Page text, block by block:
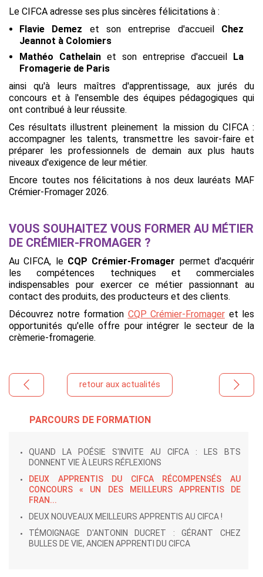
PARCOURS DE FORMATION
QUAND LA POÉSIE S'INVITE AU CIFCA : LES BTS
DONNENT VIE À LEURS RÉFLEXIONS
DEUX APPRENTIS DU CIFCA RÉCOMPENSÉS AU
CONCOURS « UN DES MEILLEURS APPRENTIS DE
FRAN...
DEUX NOUVEAUX MEILLEURS APPRENTIS AU CIFCA !
TÉMOIGNAGE D'ANTONIN DUCRET : GÉRANT CHEZ
BULLES DE VIE, ANCIEN APPRENTI DU CIFCA
Le CIFCA adresse ses plus sincères félicitations à :
Flavie Demez et son entreprise d'accueil Chez
Jeannot à Colomiers
Mathéo Cathelain et son entreprise d'accueil La
Fromagerie de Paris
ainsi qu'à leurs maîtres d'apprentissage, aux jurés du
concours et à l'ensemble des équipes pédagogiques qui
ont contribué à leur réussite.
Ces résultats illustrent pleinement la mission du CIFCA :
accompagner les talents, transmettre les savoir-faire et
préparer les professionnels de demain aux plus hauts
niveaux d'exigence de leur métier.
Encore toutes nos félicitations à nos deux lauréats MAF
Crémier-Fromager 2026.
VOUS SOUHAITEZ VOUS FORMER AU MÉTIER
DE CRÉMIER-FROMAGER ?
Au CIFCA, le CQP Crémier-Fromager permet d'acquérir
les compétences techniques et commerciales
indispensables pour exercer ce métier passionnant au
contact des produits, des producteurs et des clients.
Découvrez notre formation CQP Crémier-Fromager et les
opportunités qu'elle offre pour intégrer le secteur de la
crèmerie-fromagerie.
retour aux actualités